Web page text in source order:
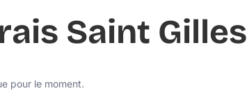
Saint Gilles
pour le moment.